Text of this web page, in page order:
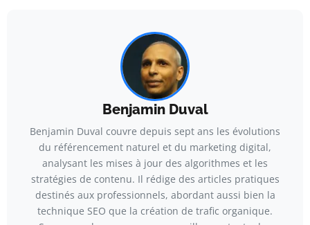
Benjamin Duval
Benjamin Duval couvre depuis sept ans les évolutions
du référencement naturel et du marketing digital,
analysant les mises à jour des algorithmes et les
stratégies de contenu. Il rédige des articles pratiques
destinés aux professionnels, abordant aussi bien la
technique SEO que la création de trafic organique.